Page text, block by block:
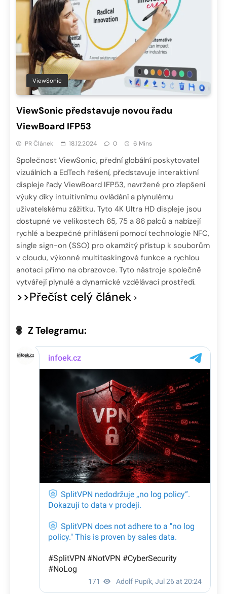
ViewSonic
ViewSonic představuje novou řadu
ViewBoard IFP53
PR Článek 18.12.2024 0 6 Mins
Společnost ViewSonic, přední globální poskytovatel
vizuálních a EdTech řešení, představuje interaktivní
displeje řady ViewBoard IFP53, navržené pro zlepšení
výuky díky intuitivnímu ovládání a plynulému
uživatelskému zážitku. Tyto 4K Ultra HD displeje jsou
dostupné ve velikostech 65, 75 a 86 palců a nabízejí
rychlé a bezpečné přihlášení pomocí technologie NFC,
single sign-on (SSO) pro okamžitý přístup k souborům
v cloudu, výkonné multitaskingové funkce a rychlou
anotaci přímo na obrazovce. Tyto nástroje společně
vytvářejí plynulé a dynamické vzdělávací prostředí.
>>Přečíst celý článek
Z Telegramu: